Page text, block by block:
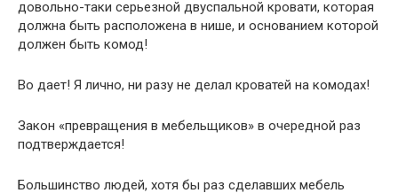
довольно-таки серьезной двуспальной кровати, которая
должна быть расположена в нише, и основанием которой
должен быть комод!
Во дает! Я лично, ни разу не делал кроватей на комодах!
Закон «превращения в мебельщиков» в очередной раз
подтверждается!
Большинство людей, хотя бы раз сделавших мебель